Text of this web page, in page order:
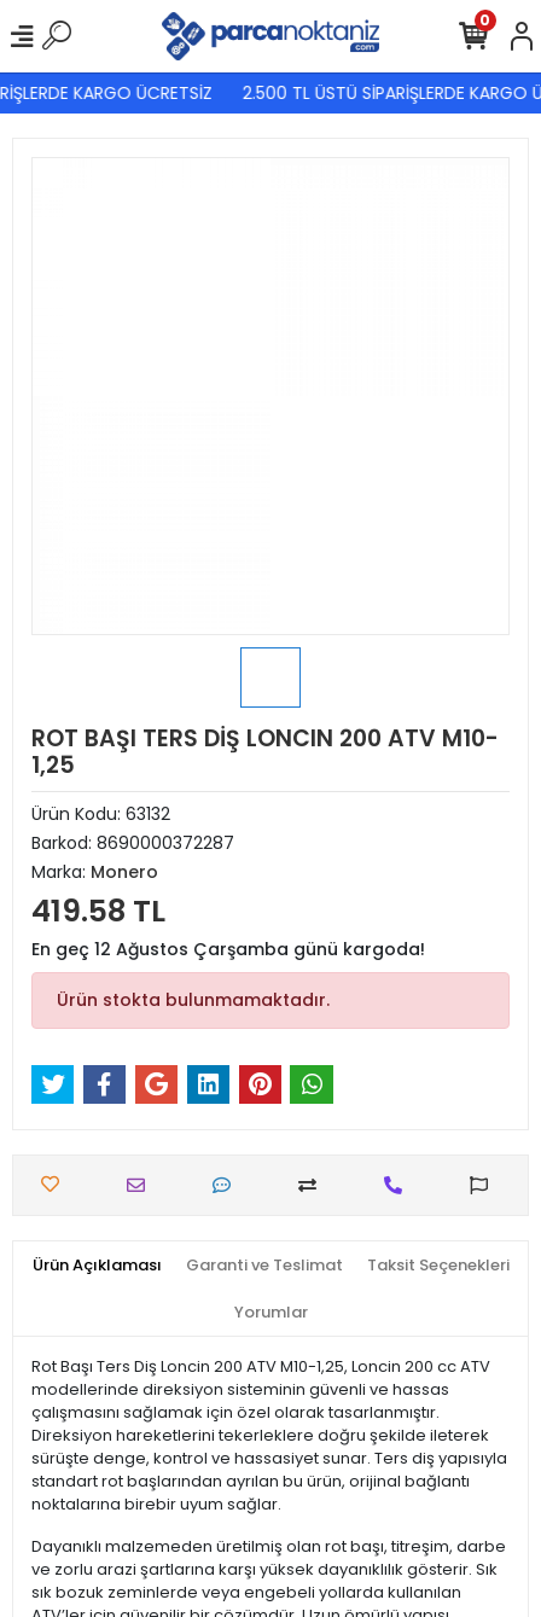
KARGO ÜCRETSİZ 2.500 TL ÜSTÜ SİPARİŞLERDE KARGO
0
ROT BAŞI TERS DİŞ LONCIN 200 ATV M10-
1,25
Ürün Kodu: 63132
Barkod: 8690000372287
Marka: Monero
419.58 TL
En geç 12 Ağustos Çarşamba günü kargoda!
Ürün stokta bulunmamaktadır.
Ürün Açıklaması Garanti ve Teslimat Taksit Seçenekleri
Yorumlar
Rot Başı Ters Diş Loncin 200 ATV M10-1,25, Loncin 200 cc ATV
modellerinde direksiyon sisteminin güvenli ve hassas
çalışmasını sağlamak için özel olarak tasarlanmıştır.
Direksiyon hareketlerini tekerleklere doğru şekilde ileterek
sürüşte denge, kontrol ve hassasiyet sunar. Ters diş yapısıyla
standart rot başlarından ayrılan bu ürün, orijinal bağlantı
noktalarına birebir uyum sağlar.
Dayanıklı malzemeden üretilmiş olan rot başı, titreşim, darbe
ve zorlu arazi şartlarına karşı yüksek dayanıklılık gösterir. Sık
sık bozuk zeminlerde veya engebeli yollarda kullanılan